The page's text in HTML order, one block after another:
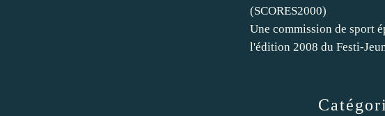
(SCORES2000)
Une commission de sport
l'édition 2008 du Festi-